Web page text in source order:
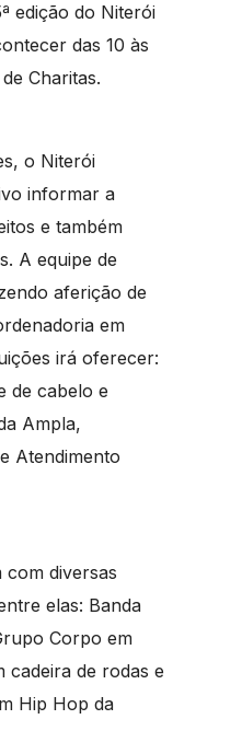
edição do Niterói
das 10 às
Charitas.
o Niterói
informar a
e também
A equipe de
aferição de
em
irá oferecer:
de cabelo e
Ampla,
Atendimento
diversas
elas: Banda
Corpo em
cadeira de rodas e
Hip Hop da